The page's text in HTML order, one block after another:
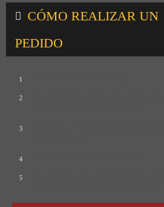
CÓMO REALIZAR UN
PEDIDO
1
2
3
4
5